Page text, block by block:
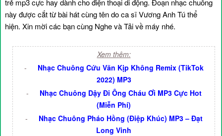
trẻ mp3 cực hay dành cho điện thoại di động. Đoạn nhạc chuông
này được cắt từ bài hát cùng tên do ca sĩ Vương Anh Tú thể
hiện. Xin mời các bạn cùng Nghe và Tải về máy nhé.
Xem thêm:
-
Nhạc Chuông Cứu Vãn Kịp Không Remix (TikTok
2022) MP3
-
Nhạc Chuông Dậy Đi Ông Cháu Ơi MP3 Cực Hot
(Miễn Phí)
-
Nhạc Chuông Pháo Hồng (Điệp Khúc) MP3 – Đạt
Long Vinh